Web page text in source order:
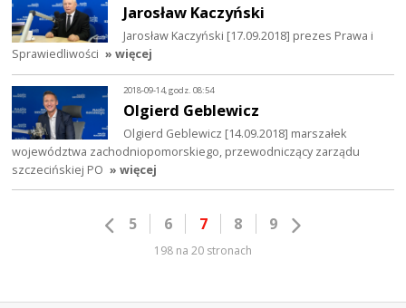
Jarosław Kaczyński
Jarosław Kaczyński [17.09.2018] prezes Prawa i
Sprawiedliwości » więcej
2018-09-14, godz. 08:54
Olgierd Geblewicz
Olgierd Geblewicz [14.09.2018] marszałek
województwa zachodniopomorskiego, przewodniczący zarządu
szczecińskiej PO » więcej
5 6 7 8 9
198 na 20 stronach